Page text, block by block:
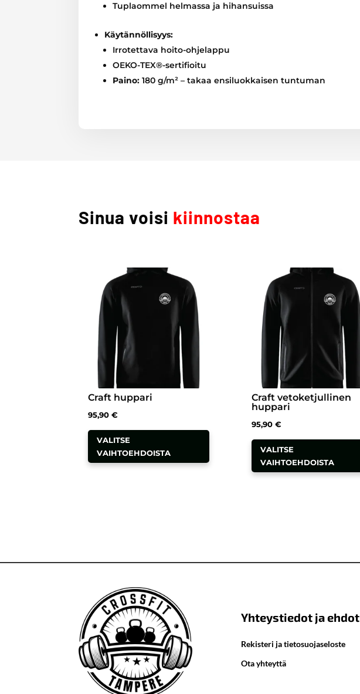
Tuplaommel helmassa ja hihansuissa
Käytännöllisyys:
Irrotettava hoito-ohjelappu
OEKO-TEX®-sertifioitu
Paino: 180 g/m² – takaa ensiluokkaisen tuntuman
Sinua voisi kiinnostaa
Craft huppari
95,90€
VALITSE
VAIHTOEHDOISTA
Tällä
on
sivulla.
Craft vetoketjullinen
huppari
95,90€
VALITSE
VAIHTOEHDOISTA
Yhteystiedot ja ehdot
Rekisteri ja tietosuojaseloste
Ota yhteyttä